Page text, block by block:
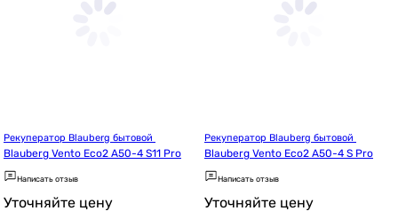
Blauberg Vento Eco2 A50-4 S11 Pro
Написать отзыв
Уточняйте цену
Blauberg Vento Eco2 A50-4 S Pro
Написать отзыв
Уточняйте цену